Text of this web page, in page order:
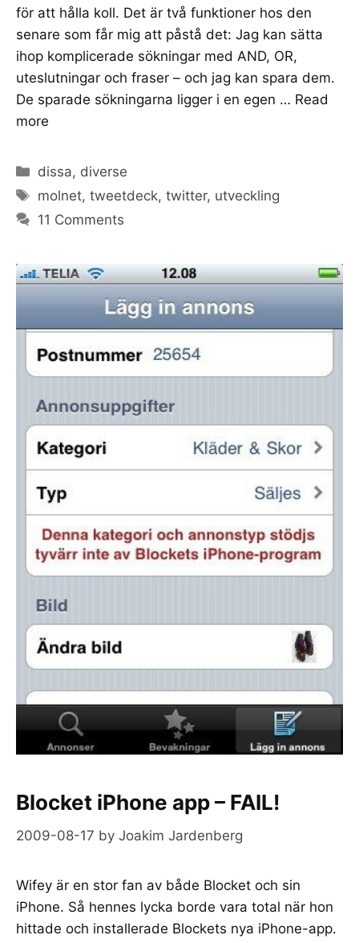
för att hålla koll. Det är två funktioner hos den
senare som får mig att påstå det: Jag kan sätta
ihop komplicerade sökningar med AND, OR,
uteslutningar och fraser – och jag kan spara dem.
De sparade sökningarna ligger i en egen … Read
more
Categories
dissa, diverse
Tags
molnet,tweetdeck,twitter, utveckling
11 Comments
Blocket iPhone app – FAIL!
2009-08-17 by Joakim Jardenberg
Wifey är en stor fan av både Blocket och sin
iPhone. Så hennes lycka borde vara total när hon
hittade och installerade Blockets nya iPhone-app.